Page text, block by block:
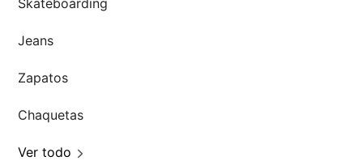
Jeans
Zapatos
Chaquetas
Ver todo